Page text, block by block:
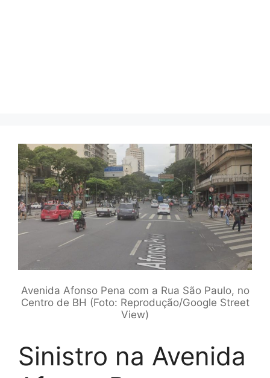
Avenida Afonso Pena com a Rua São Paulo, no
Centro de BH (Foto: Reprodução/Google Street
View)
Sinistro na Avenida